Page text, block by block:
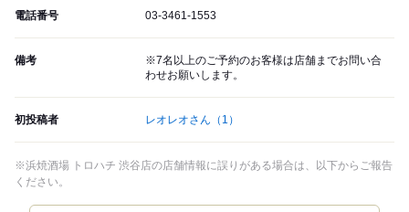
電話番号 03-3461-1553
備考
※7名以上のご予約のお客様は店舗までお問い合
わせお願いします。
初投稿者 レオレオさん （1）
※浜焼酒場 トロハチ 渋谷店の店舗情報に誤りがある場合は、以下からご報告
ください。